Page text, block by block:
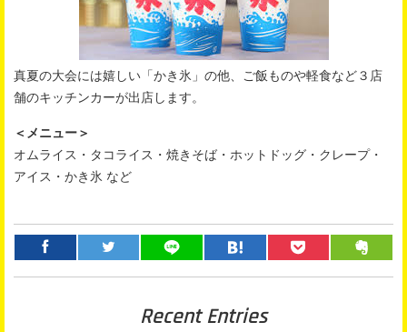
真夏の大会には嬉しい「かき氷」の他、ご飯ものや軽食など３店
舗のキッチンカーが出店します。
＜メニュー＞
オムライス・タコライス・焼きそば・ホットドッグ・クレープ・
アイス・かき氷 など
Recent Entries